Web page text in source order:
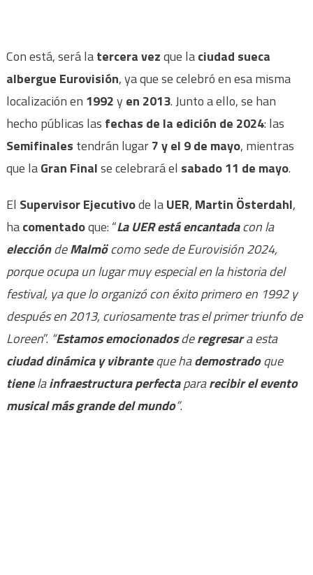
Con está, será latercera vezque laciudad sueca
albergue Eurovisión, ya que se celebró en esa misma
localización en 1992y en 2013. Junto a ello, se han
hecho públicas las fechas de la edición de 2024: las
Semifinales tendrán lugar7 y el 9 de mayo, mientras
que laGran Finalse celebrará el sabado11 de mayo.
El Supervisor Ejecutivode laUER, Martin Österdahl,
hacomentadoque: “La UER está encantadacon la
eleccióndeMalmöcomo sede de Eurovisión 2024,
porque ocupa un lugar muy especial en la historia del
festival, ya que lo organizó con éxito primero en 1992 y
después en 2013, curiosamente tras el primer triunfo de
Loreen”. “Estamos emocionadosderegresara esta
ciudad dinámica y vibranteque hademostradoque
tienelainfraestructura perfectapararecibir el evento
musical más grande del mundo”.